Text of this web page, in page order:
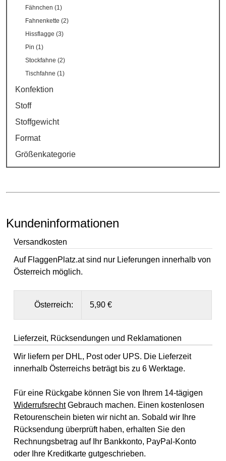
Fähnchen (1)
Fahnenkette (2)
Hissflagge (3)
Pin (1)
Stockfahne (2)
Tischfahne (1)
Konfektion
Stoff
Stoffgewicht
Format
Größenkategorie
Kundeninformationen
Versandkosten
Auf FlaggenPlatz.at sind nur Lieferungen innerhalb von
Österreich möglich.
Österreich: 5,90 €
Lieferzeit, Rücksendungen und Reklamationen
Wir liefern per DHL, Post oder UPS. Die Lieferzeit
innerhalb Österreichs beträgt bis zu 6 Werktage.
Für eine Rückgabe können Sie von Ihrem 14-tägigen
WiderrufsrechtGebrauch machen. Einen kostenlosen
Retourenschein bieten wir nicht an. Sobald wir Ihre
Rücksendung überprüft haben, erhalten Sie den
Rechnungsbetrag auf Ihr Bankkonto, PayPal-Konto
oder Ihre Kreditkarte gutgeschrieben.